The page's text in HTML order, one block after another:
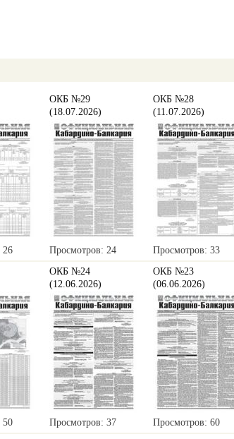
26
ОКБ №29
(18.07.2026)
Просмотров: 24
ОКБ №28
(11.07.2026)
Просмотров: 33
50
ОКБ №24
(12.06.2026)
Просмотров: 37
ОКБ №23
(06.06.2026)
Просмотров: 60